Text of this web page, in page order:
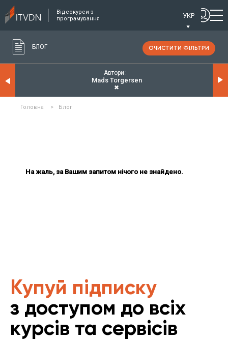
Відеокурси з
програмування
УКР
БЛОГ ОЧИСТИТИ ФІЛЬТРИ
Автори
Mads Torgersen
✖
Головна > Блог
На жаль, за Вашим запитом нічого не знайдено.
Купуй підписку
з доступом до всіх
курсів та сервісів